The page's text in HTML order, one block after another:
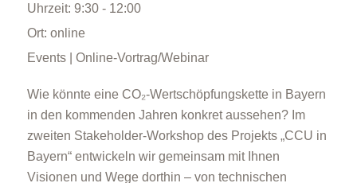
Uhrzeit: 9:30 - 12:00
Ort: online
Events | Online-Vortrag/Webinar
Wie könnte eine CO₂-Wertschöpfungskette in Bayern
in den kommenden Jahren konkret aussehen? Im
zweiten Stakeholder-Workshop des Projekts „CCU in
Bayern“ entwickeln wir gemeinsam mit Ihnen
Visionen und Wege dorthin – von technischen